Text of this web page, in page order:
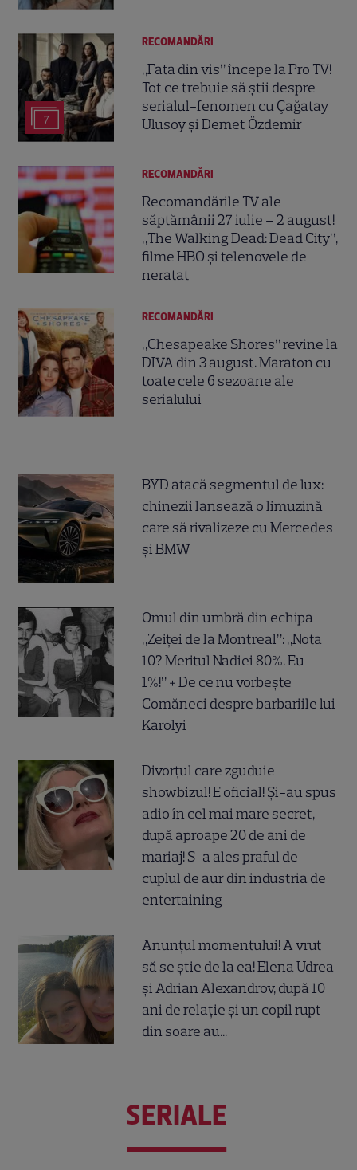
7
RECOMANDĂRI
„Fata din vis” începe la Pro TV!
Tot ce trebuie să știi despre
serialul-fenomen cu Çağatay
Ulusoy și Demet Özdemir
RECOMANDĂRI
Recomandările TV ale
săptămânii 27 iulie – 2 august!
„The Walking Dead: Dead City”,
filme HBO și telenovele de
neratat
RECOMANDĂRI
„Chesapeake Shores” revine la
DIVA din 3 august. Maraton cu
toate cele 6 sezoane ale
serialului
BYD atacă segmentul de lux:
chinezii lansează o limuzină
care să rivalizeze cu Mercedes
și BMW
Omul din umbră din echipa
„Zeiței de la Montreal”: „Nota
10? Meritul Nadiei 80%. Eu –
1%!” + De ce nu vorbește
Comăneci despre barbariile lui
Karolyi
Divorțul care zguduie
showbizul! E oficial! Și-au spus
adio în cel mai mare secret,
după aproape 20 de ani de
mariaj! S-a ales praful de
cuplul de aur din industria de
entertaining
Anunțul momentului! A vrut
să se știe de la ea! Elena Udrea
și Adrian Alexandrov, după 10
ani de relație și un copil rupt
din soare au...
SERIALE